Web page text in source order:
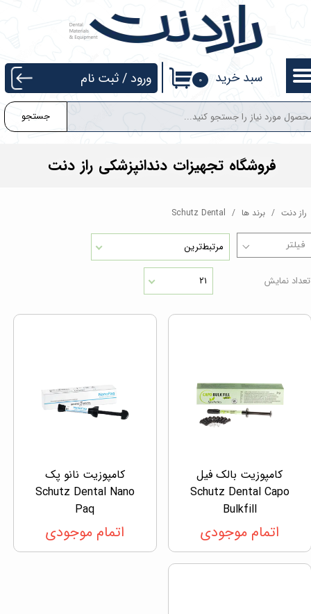
جستجو
۰ سبد خرید ورود /ثبت نام
حساب کاربری من
تغییر گذر واژه
سفارشات
خروج از حساب کاربری
فروشگاه تجهیزات دندانپزشکی راز دنت
راز دنت برند ها Schutz Dental
مرتبط‌ترین
تعداد نمایش ۲۱
کامپوزیت بالک فیل
Schutz Dental Capo
Bulkfill
اتمام موجودی
کامپوزیت نانو پک
Schutz Dental Nano
Paq
اتمام موجودی